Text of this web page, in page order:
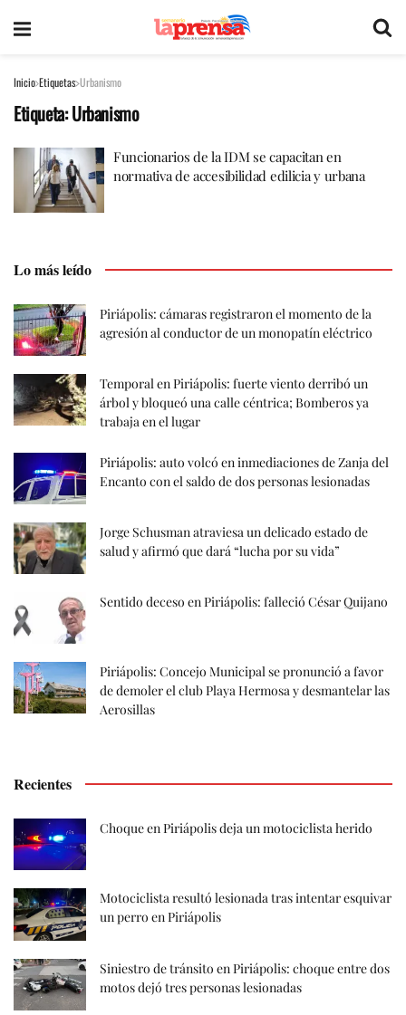
Inicio Etiquetas Urbanismo
Etiqueta:Urbanismo
Funcionarios de la IDM se capacitan en
normativa de accesibilidad edilicia y urbana
Lo más leído
Piriápolis: cámaras registraron el momento de la
agresión al conductor de un monopatín eléctrico
Temporal en Piriápolis: fuerte viento derribó un
árbol y bloqueó una calle céntrica; Bomberos ya
trabaja en el lugar
Piriápolis: auto volcó en inmediaciones de Zanja del
Encanto con el saldo de dos personas lesionadas
Jorge Schusman atraviesa un delicado estado de
salud y afirmó que dará “lucha por su vida”
Sentido deceso en Piriápolis: falleció César Quijano
Piriápolis: Concejo Municipal se pronunció a favor
de demoler el club Playa Hermosa y desmantelar las
Aerosillas
Recientes
Choque en Piriápolis deja un motociclista herido
Motociclista resultó lesionada tras intentar esquivar
un perro en Piriápolis
Siniestro de tránsito en Piriápolis: choque entre dos
motos dejó tres personas lesionadas